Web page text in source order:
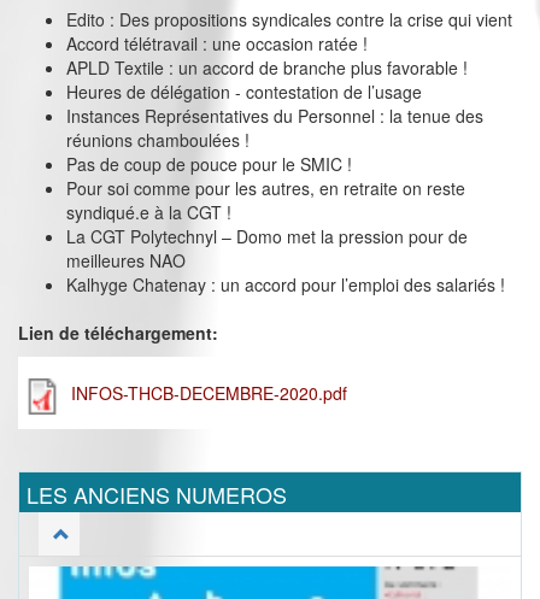
Edito : Des propositions syndicales contre la crise qui vient
Accord télétravail : une occasion ratée !
APLD Textile : un accord de branche plus favorable !
Heures de délégation - contestation de l’usage
Instances Représentatives du Personnel : la tenue des
réunions chamboulées !
Pas de coup de pouce pour le SMIC !
Pour soi comme pour les autres, en retraite on reste
syndiqué.e à la CGT !
La CGT Polytechnyl – Domo met la pression pour de
meilleures NAO
Kalhyge Chatenay : un accord pour l’emploi des salariés !
Lien de téléchargement:
INFOS-THCB-DECEMBRE-2020.pdf
LES ANCIENS NUMEROS